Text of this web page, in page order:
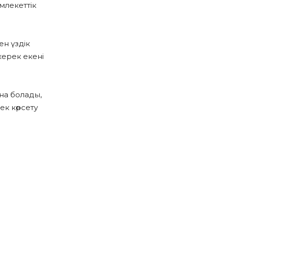
үздік
екені
болады,
көрсету